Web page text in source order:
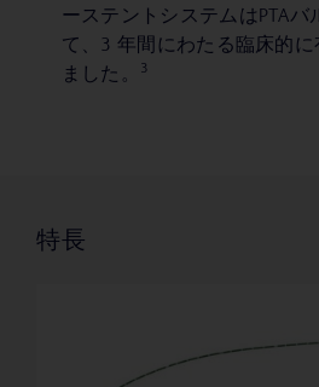
ーステントシステムはPTAバ
て、3 年間にわたる臨床的
ました。
3
特長